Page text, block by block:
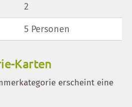
2
5 Personen
Karten
erscheint eine